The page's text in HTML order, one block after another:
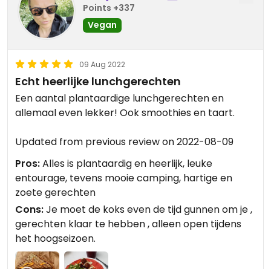
Points +337
Vegan
09 Aug 2022
Echt heerlijke lunchgerechten
Een aantal plantaardige lunchgerechten en
allemaal even lekker! Ook smoothies en taart.
Updated from previous review on 2022-08-09
Pros:Alles is plantaardig en heerlijk, leuke
entourage, tevens mooie camping, hartige en
zoete gerechten
Cons:Je moet de koks even de tijd gunnen om je ,
gerechten klaar te hebben , alleen open tijdens
het hoogseizoen.